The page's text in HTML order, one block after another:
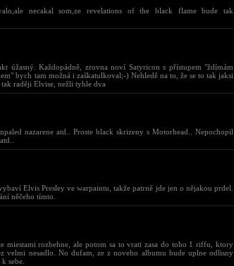
necakal som,ze revelations of the black flame bude tak
úžasný. Každopádně, zrovna noví Satyricon s přístupem "ždímám
bych tam možná i zaškatulkoval;-) Nehledě na to, že se to tak jaksi
raději Elvise, nežli tyhle dva
nazarene atd.. Proste black skrizeny s Motorhead.. Nepochopil
Elvis Presley ve warpaintu, takže patrně jde jen o nějakou prdel.
něčeho tímto.
miestami rozbehne, ale potom sa to vrati zasa do toho 1 riffu, ktory
velmi nesadlo. No dufam, ze z noveho albumu bude uplne odlisny
sebe.